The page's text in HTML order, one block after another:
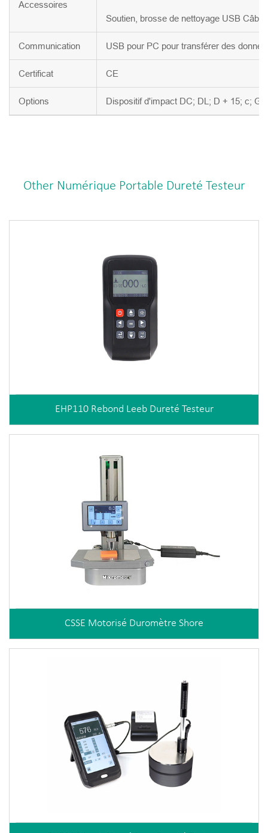
Accessoires
Soutien, brosse de nettoyage USB
Communication USB pour PC pour transférer des
Certificat CE
Options Dispositif d'impact DC; DL; D + 15; c; G
Other Numérique Portable Dureté Testeur
EHP110 Rebond Leeb Dureté Testeur
CSSE Motorisé Duromètre Shore